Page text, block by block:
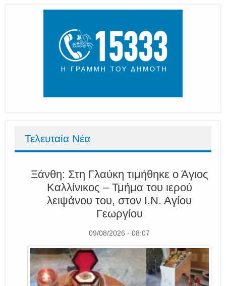
Τελευταία Νέα
Ξάνθη: Στη Γλαύκη τιμήθηκε ο Άγιος
Καλλίνικος – Τμήμα του ιερού
λειψάνου του, στον Ι.Ν. Αγίου
Γεωργίου
09/08/2026 - 08:07